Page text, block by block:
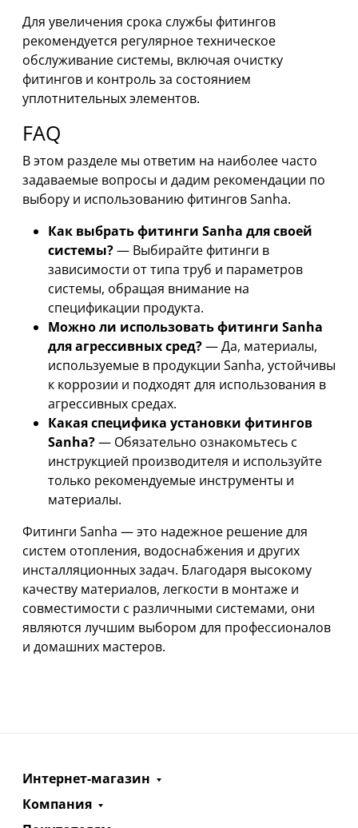
Для увеличения срока службы фитингов
рекомендуется регулярное техническое
обслуживание системы, включая очистку
фитингов и контроль за состоянием
уплотнительных элементов.
FAQ
В этом разделе мы ответим на наиболее часто
задаваемые вопросы и дадим рекомендации по
выбору и использованию фитингов Sanha.
Как выбрать фитинги Sanha для своей
системы?— Выбирайте фитинги в
зависимости от типа труб и параметров
системы, обращая внимание на
спецификации продукта.
Можно ли использовать фитинги Sanha
для агрессивных сред?— Да, материалы,
используемые в продукции Sanha, устойчивы
к коррозии и подходят для использования в
агрессивных средах.
Какая специфика установки фитингов
Sanha?— Обязательно ознакомьтесь с
инструкцией производителя и используйте
только рекомендуемые инструменты и
материалы.
Фитинги Sanha — это надежное решение для
систем отопления, водоснабжения и других
инсталляционных задач. Благодаря высокому
качеству материалов, легкости в монтаже и
совместимости с различными системами, они
являются лучшим выбором для профессионалов
и домашних мастеров.
Интернет-магазин
Компания